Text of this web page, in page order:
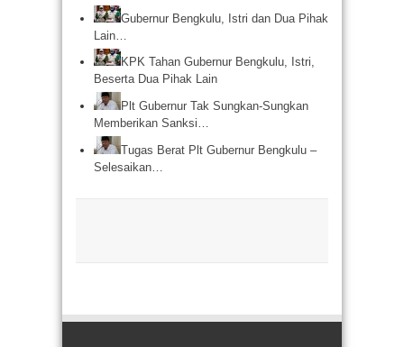
Gubernur Bengkulu, Istri dan Dua Pihak
Lain…
KPK Tahan Gubernur Bengkulu, Istri,
Beserta Dua Pihak Lain
Plt Gubernur Tak Sungkan-Sungkan
Memberikan Sanksi…
Tugas Berat Plt Gubernur Bengkulu –
Selesaikan…